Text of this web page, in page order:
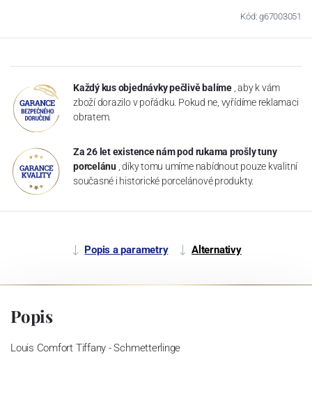
Kód: g67003051
Každý kus objednávky pečlivě balíme , aby k vám
zboží dorazilo v pořádku. Pokud ne, vyřídíme reklamaci
obratem.
Za 26 let existence nám pod rukama prošly tuny
porcelánu , díky tomu umíme nabídnout pouze kvalitní
současné i historické porcelánové produkty.
Popis a parametry Alternativy
Popis
Louis Comfort Tiffany - Schmetterlinge